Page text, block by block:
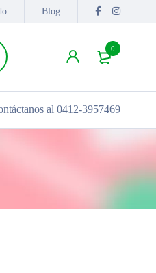
Blog
0
al 0412-3957469